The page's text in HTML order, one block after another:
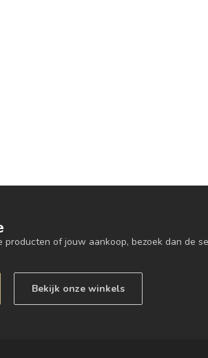
producten of jouw aankoop, bezoek dan de
Bekijk onze winkels